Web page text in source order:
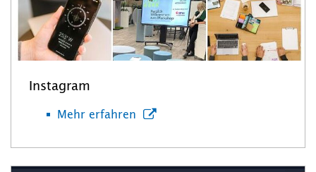
Instagram
Mehr erfahren